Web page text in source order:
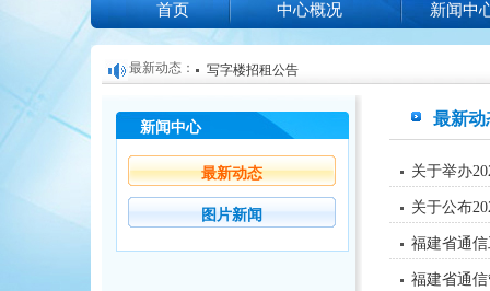
首页 中心概况 新闻中
最新动态： 写字楼招租公告
福建通信行业职业技能鉴定中心关于信息通信培
机构遴选结果的公告
关于公布2024年福建省信息通信行业职业技能竞
培训项目收费标准公示（2024）002
新闻中心
最新动态
图片新闻
最新动
关于举办
关于公布
福建省通
福建省通